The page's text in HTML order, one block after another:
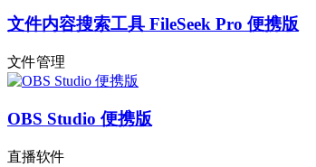
文件内容搜索工具 FileSeek Pro 便携版
文件管理
OBS Studio 便携版
直播软件